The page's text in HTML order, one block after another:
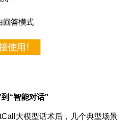
“智能对话”
大模型话术后，几个典型场景